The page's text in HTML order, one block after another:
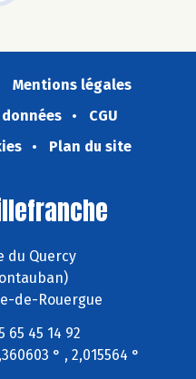
Mentions légales
CGU
Plan du site
du Quercy
de-Rouergue
65 45 14 92
° , 2,015564 °